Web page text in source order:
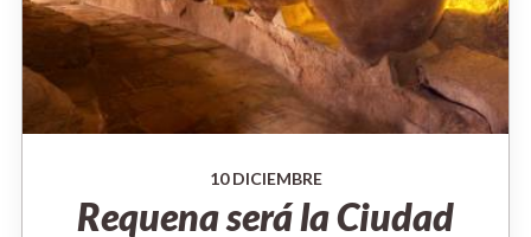
10 DICIEMBRE
Requena será la Ciudad